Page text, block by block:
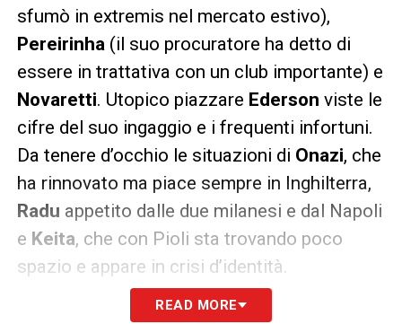
sfumò in extremis nel mercato estivo),
Pereirinha (il suo procuratore ha detto di
essere in trattativa con un club importante) e
Novaretti. Utopico piazzare Ederson viste le
cifre del suo ingaggio e i frequenti infortuni.
Da tenere d’occhio le situazioni di Onazi, che
ha rinnovato ma piace sempre in Inghilterra,
Radu appetito dalle due milanesi e dal Napoli
e Keita, che con Pioli sta trovando poco
spazio e appare in crisi d’identità.
LA PLAYLIST DELLE NOSTRE TOP NEWS
READ MORE